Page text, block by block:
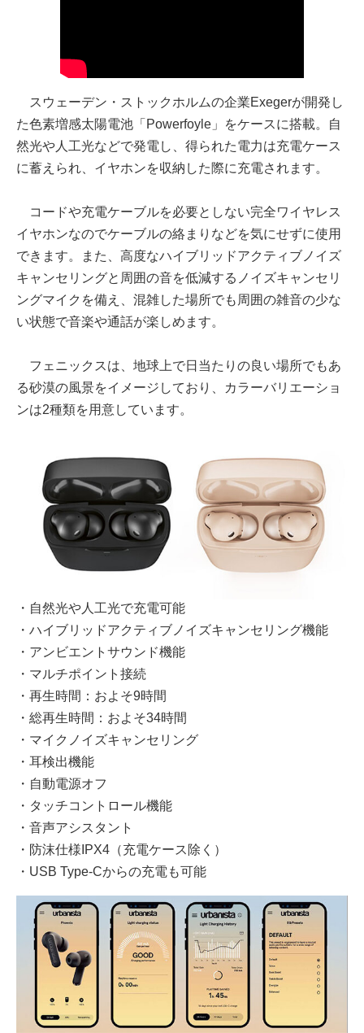
スウェーデン・ストックホルムの企業Exegerが開発し
た色素増感太陽電池「Powerfoyle」をケースに搭載。自
然光や人工光などで発電し、得られた電力は充電ケース
に蓄えられ、イヤホンを収納した際に充電されます。
コードや充電ケーブルを必要としない完全ワイヤレス
イヤホンなのでケーブルの絡まりなどを気にせずに使用
できます。また、高度なハイブリッドアクティブノイズ
キャンセリングと周囲の音を低減するノイズキャンセリ
ングマイクを備え、混雑した場所でも周囲の雑音の少な
い状態で音楽や通話が楽しめます。
フェニックスは、地球上で日当たりの良い場所でもあ
る砂漠の風景をイメージしており、カラーバリエーショ
ンは2種類を用意しています。
・自然光や人工光で充電可能
・ハイブリッドアクティブノイズキャンセリング機能
・アンビエントサウンド機能
・マルチポイント接続
・再生時間：およそ9時間
・総再生時間：およそ34時間
・マイクノイズキャンセリング
・耳検出機能
・自動電源オフ
・タッチコントロール機能
・音声アシスタント
・防沫仕様IPX4（充電ケース除く）
・USB Type-Cからの充電も可能